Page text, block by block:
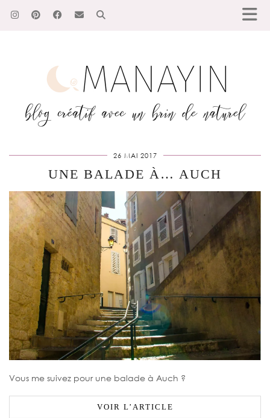
26 MAI 2017
UNE BALADE À… AUCH
Vous me suivez pour une balade à Auch ?
VOIR L’ARTICLE